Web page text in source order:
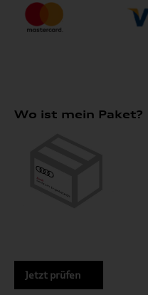
Wo ist mein Paket?
Jetzt prüfen